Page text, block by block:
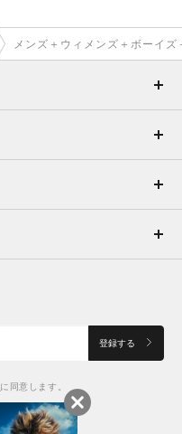
メンズ＋ウィメンズ＋ボーイズ
登録する
に同意します。